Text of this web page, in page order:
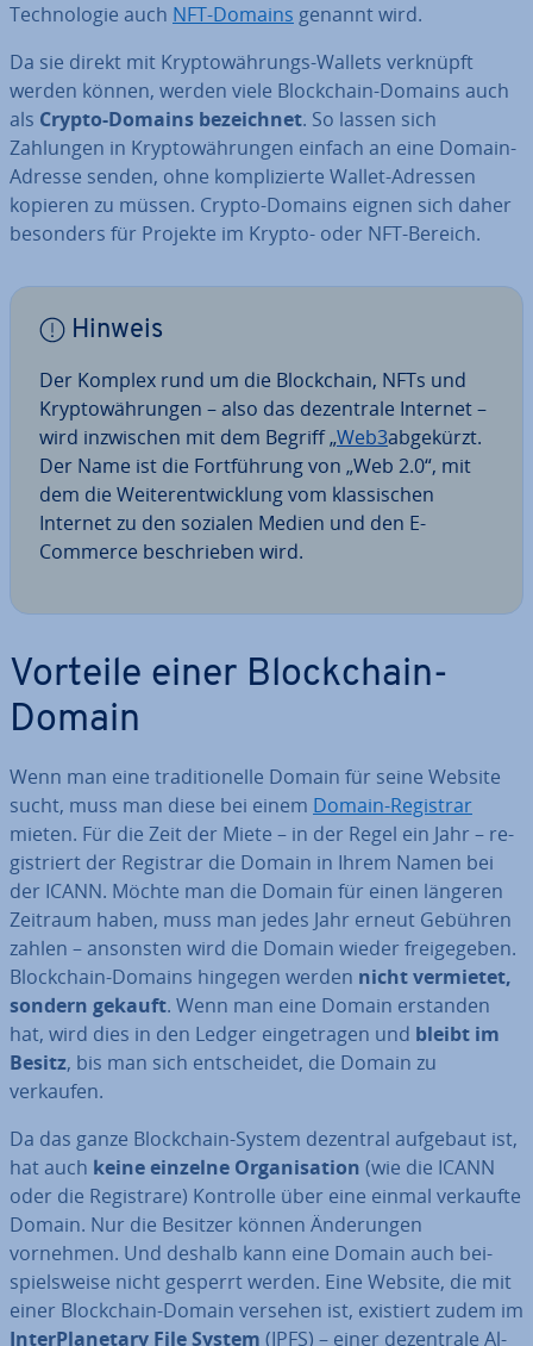
Tech­no­lo­gie auch NFT-Domains genannt wird.
Da sie direkt mit Kryp­to­wäh­rungs-Wallets verknüpft
werden können, werden viele Block­chain-Domains auch
als Crypto-Domains be­zeich­net. So lassen sich
Zahlungen in Kryp­to­wäh­run­gen einfach an eine Domain-
Adresse senden, ohne kom­pli­zier­te Wallet-Adressen
kopieren zu müssen. Crypto-Domains eignen sich daher
besonders für Projekte im Krypto- oder NFT-Bereich.
Hinweis
Der Komplex rund um die Block­chain, NFTs und
Kryp­to­wäh­run­gen – also das de­zen­tra­le Internet –
wird in­zwi­schen mit dem Begriff „Web3abgekürzt.
Der Name ist die Fort­füh­rung von „Web 2.0“, mit
dem die Wei­ter­ent­wick­lung vom klas­si­schen
Internet zu den sozialen Medien und den E-
Commerce be­schrie­ben wird.
Vorteile einer Block­chain-
Domain
Wenn man eine tra­di­tio­nel­le Domain für seine Website
sucht, muss man diese bei einem Domain-Registrar
mieten. Für die Zeit der Miete – in der Regel ein Jahr – re­
gis­triert der Registrar die Domain in Ihrem Namen bei
der ICANN. Möchte man die Domain für einen längeren
Zeitraum haben, muss man jedes Jahr erneut Gebühren
zahlen – ansonsten wird die Domain wieder frei­ge­ge­ben.
Block­chain-Domains hingegen werden nicht vermietet,
sondern gekauft. Wenn man eine Domain erstanden
hat, wird dies in den Ledger ein­ge­tra­gen und bleibt im
Besitz, bis man sich ent­schei­det, die Domain zu
verkaufen.
Da das ganze Block­chain-System dezentral aufgebaut ist,
hat auch keine einzelne Or­ga­ni­sa­ti­on (wie die ICANN
oder die Re­gis­tra­re) Kontrolle über eine einmal verkaufte
Domain. Nur die Besitzer können Än­de­run­gen
vornehmen. Und deshalb kann eine Domain auch bei­
spiels­wei­se nicht gesperrt werden. Eine Website, die mit
einer Block­chain-Domain versehen ist, existiert zudem im
In­ter­Pla­ne­ta­ry File System (IPFS) – einer de­zen­tra­le Al­